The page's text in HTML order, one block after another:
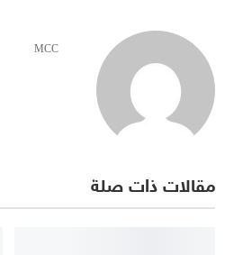
MCC
مقالات ذات صلة